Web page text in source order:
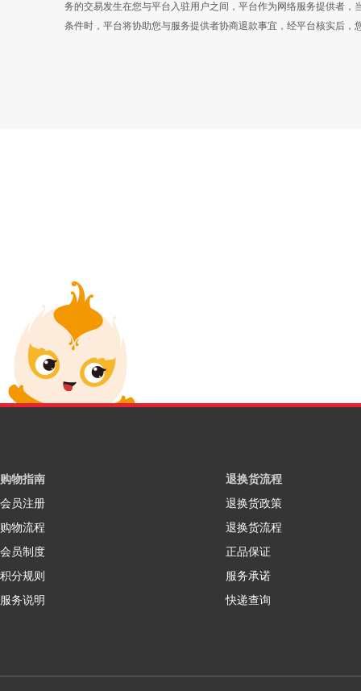
务的交易发生在您与平台入驻用户之间，平台作为网络服务提供者
条件时，平台将协助您与服务提供者协商退款事宜，经平台核实后，
购物指南
会员注册
购物流程
会员制度
积分规则
服务说明
退换货流程
退换货政策
退换货流程
正品保证
服务承诺
快递查询